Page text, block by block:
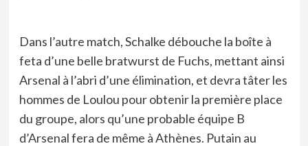
Dans l’autre match, Schalke débouche la boîte à
feta d’une belle bratwurst de Fuchs, mettant ainsi
Arsenal à l’abri d’une élimination, et devra tâter les
hommes de Loulou pour obtenir la première place
du groupe, alors qu’une probable équipe B
d’Arsenal fera de même à Athènes. Putain au